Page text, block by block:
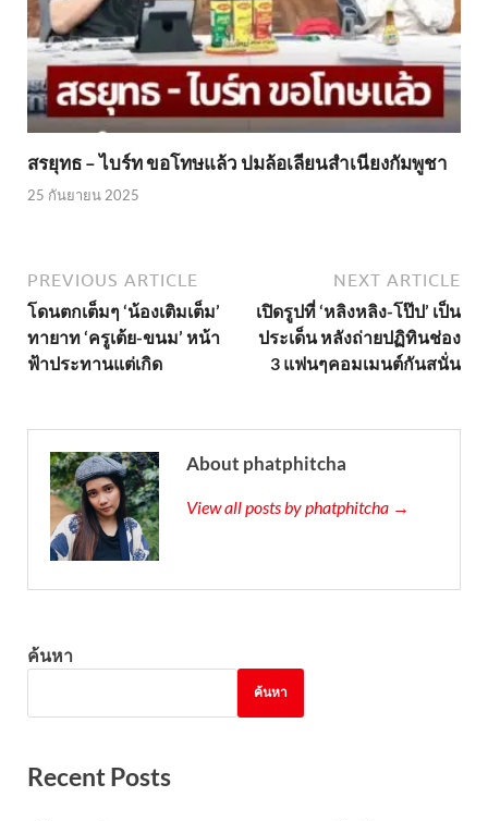
สรยุทธ – ไบร์ท ขอโทษแล้ว ปมล้อเลียนสำเนียงกัมพูชา
25 กันยายน 2025
PREVIOUS ARTICLE
โดนตกเต็มๆ ‘น้องเติมเต็ม’
ทายาท ‘ครูเต้ย-ขนม’ หน้า
ฟ้าประทานแต่เกิด
NEXT ARTICLE
เปิดรูปที่ ‘หลิงหลิง-โป๊ป’ เป็น
ประเด็น หลังถ่ายปฏิทินช่อง
3 แฟนๆคอมเมนต์กันสนั่น
About phatphitcha
View all posts by phatphitcha →
ค้นหา
ค้นหา
Recent Posts